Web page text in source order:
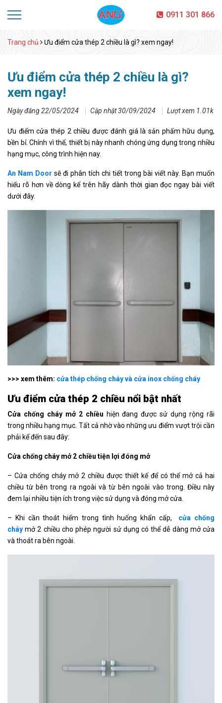
0911 301 866
Trang chủ Ưu điểm cửa thép 2 chiều là gì? xem ngay!
Ưu điểm cửa thép 2 chiều là gì?
xem ngay!
Ngày đăng 22/05/2024 Cập nhật 30/09/2024 Lượt xem 1.01k
Ưu điểm cửa thép 2 chiều được đánh giá là sản phẩm hữu dụng,
bền bỉ. Chính vì thế, thiết bị này nhanh chóng ứng dụng trong nhiều
hạng mục, công trình hiện nay.
An Nam Door sẽ đi phân tích chi tiết trong bài viết này. Bạn muốn
hiểu rõ hơn về dòng kể trên hãy dành thời gian đọc ngay bài viết
dưới đây.
>>> xem thêm: cửa thép chống cháy và cửa inox chống cháy
Ưu điểm cửa thép 2 chiều nổi bật nhất
Cửa chống cháy mở 2 chiều hiện đang được sử dụng rộng rãi
trong nhiều hạng mục. Tất cả nhờ vào những ưu điểm vượt trội cần
phải kể đến sau đây:
Cửa chống cháy mở 2 chiều tiện lợi đóng mở
– Cửa chống cháy mở 2 chiều được thiết kế để có thể mở cả hai
chiều từ bên trong ra ngoài và từ bên ngoài vào trong. Điều này
đem lại nhiều tiện ích trong việc sử dụng và đóng mở cửa.
– Khi cần thoát hiểm trong tình huống khẩn cấp, cửa chống
cháy mở 2 chiều cho phép người sử dụng có thể dễ dàng mở cửa
và thoát ra bên ngoài.